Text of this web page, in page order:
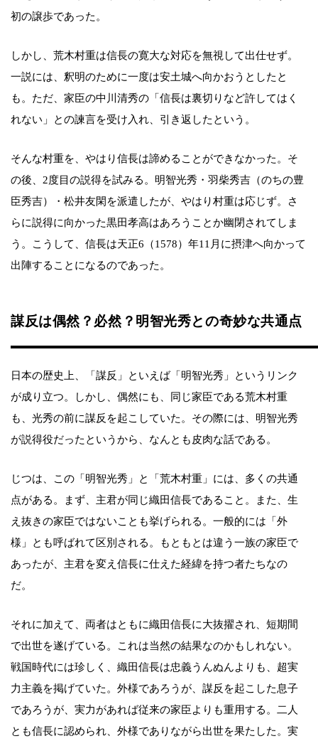
初の譲歩であった。
しかし、荒木村重は信長の寛大な対応を無視して出仕せず。
一説には、釈明のために一度は安土城へ向かおうとしたと
も。ただ、家臣の中川清秀の「信長は裏切りなど許してはく
れない」との諫言を受け入れ、引き返したという。
そんな村重を、やはり信長は諦めることができなかった。そ
の後、2度目の説得を試みる。明智光秀・羽柴秀吉（のちの豊
臣秀吉）・松井友閑を派遣したが、やはり村重は応じず。さ
らに説得に向かった黒田孝高はあろうことか幽閉されてしま
う。こうして、信長は天正6（1578）年11月に摂津へ向かって
出陣することになるのであった。
謀反は偶然？必然？明智光秀との奇妙な共通点
日本の歴史上、「謀反」といえば「明智光秀」というリンク
が成り立つ。しかし、偶然にも、同じ家臣である荒木村重
も、光秀の前に謀反を起こしていた。その際には、明智光秀
が説得役だったというから、なんとも皮肉な話である。
じつは、この「明智光秀」と「荒木村重」には、多くの共通
点がある。まず、主君が同じ織田信長であること。また、生
え抜きの家臣ではないことも挙げられる。一般的には「外
様」とも呼ばれて区別される。もともとは違う一族の家臣で
あったが、主君を変え信長に仕えた経緯を持つ者たちなの
だ。
それに加えて、両者はともに織田信長に大抜擢され、短期間
で出世を遂げている。これは当然の結果なのかもしれない。
戦国時代には珍しく、織田信長は忠義うんぬんよりも、超実
力主義を掲げていた。外様であろうが、謀反を起こした息子
であろうが、実力があれば従来の家臣よりも重用する。二人
とも信長に認められ、外様でありながら出世を果たした。実